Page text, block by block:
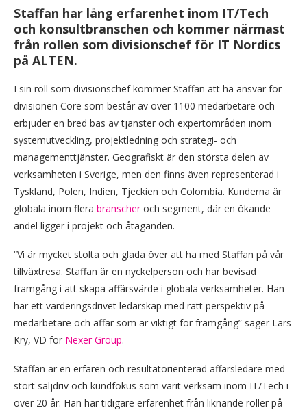
Staffan har lång erfarenhet inom IT/Tech
och konsultbranschen och kommer närmast
från rollen som divisionschef för IT Nordics
på ALTEN.
I sin roll som divisionschef kommer Staffan att ha ansvar för
divisionen Core som består av över 1100 medarbetare och
erbjuder en bred bas av tjänster och expertområden inom
systemutveckling, projektledning och strategi- och
managementtjänster. Geografiskt är den största delen av
verksamheten i Sverige, men den finns även representerad i
Tyskland, Polen, Indien, Tjeckien och Colombia. Kunderna är
globala inom flera branscheroch segment, där en ökande
andel ligger i projekt och åtaganden.
“Vi är mycket stolta och glada över att ha med Staffan på vår
tillväxtresa. Staffan är en nyckelperson och har bevisad
framgång i att skapa affärsvärde i globala verksamheter. Han
har ett värderingsdrivet ledarskap med rätt perspektiv på
medarbetare och affär som är viktigt för framgång” säger Lars
Kry, VD för Nexer Group.
Staffan är en erfaren och resultatorienterad affärsledare med
stort säljdriv och kundfokus som varit verksam inom IT/Tech i
över 20 år. Han har tidigare erfarenhet från liknande roller på